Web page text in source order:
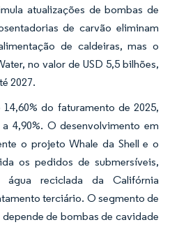
atualizações de bombas de
de carvão eliminam
de caldeiras, mas o
no valor de USD 5,5 bilhões,
2027.
do faturamento de 2025,
4,90%. O desenvolvimento em
o projeto Whale da Shell e o
os pedidos de submersíveis,
reciclada da Califórnia
terciário. O segmento de
de bombas de cavidade